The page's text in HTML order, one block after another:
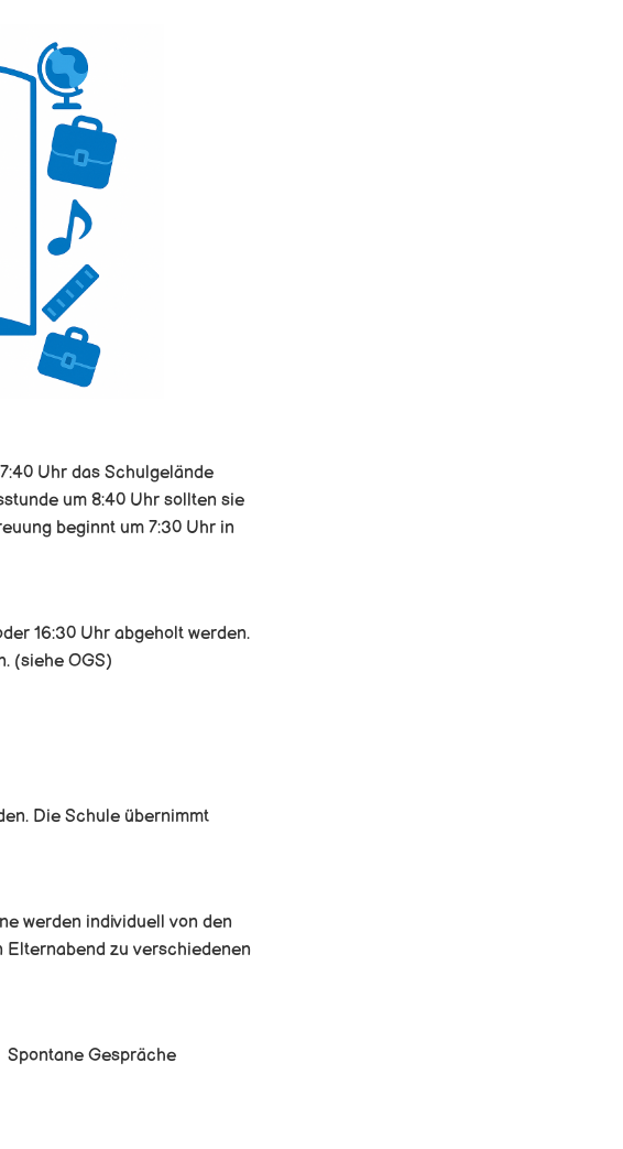
Uhr das Schulgelände
um 8:40 Uhr sollten sie
beginnt um 7:30 Uhr in
16:30 Uhr abgeholt werden.
(siehe OGS)
Die Schule übernimmt
werden individuell von den
Elternabend zu verschiedenen
Gespräche